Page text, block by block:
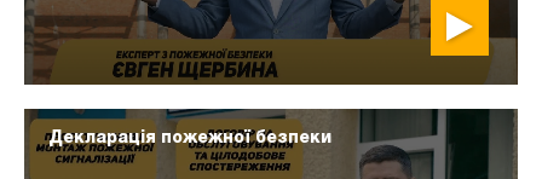
Декларація пожежної безпеки